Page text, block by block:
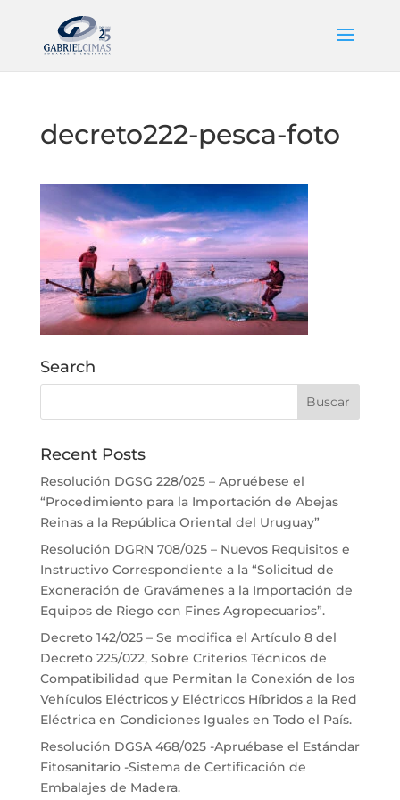
decreto222-pesca-foto
Search
Recent Posts
Resolución DGSG 228/025 – Apruébese el
“Procedimiento para la Importación de Abejas
Reinas a la República Oriental del Uruguay”
Resolución DGRN 708/025 – Nuevos Requisitos e
Instructivo Correspondiente a la “Solicitud de
Exoneración de Gravámenes a la Importación de
Equipos de Riego con Fines Agropecuarios”.
Decreto 142/025 – Se modifica el Artículo 8 del
Decreto 225/022, Sobre Criterios Técnicos de
Compatibilidad que Permitan la Conexión de los
Vehículos Eléctricos y Eléctricos Híbridos a la Red
Eléctrica en Condiciones Iguales en Todo el País.
Resolución DGSA 468/025 -Apruébase el Estándar
Fitosanitario -Sistema de Certificación de
Embalajes de Madera.